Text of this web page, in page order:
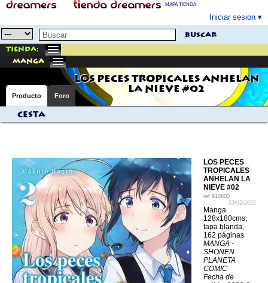
MAPA TIENDA
Iniciar sesion
buscar
Tienda:
manga
LOS PECES TROPICALES ANHELAN
LA NIEVE #02
Producto Foro
Cesta
LOS PECES
TROPICALES
ANHELAN LA
NIEVE #02
ref 910800
23/02/2022
Manga
128x180cms,
tapa blanda,
162 páginas
MANGA -
SHONEN
PLANETA
COMIC
Fecha de